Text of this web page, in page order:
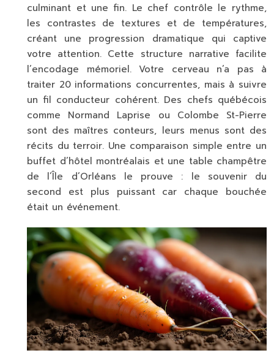
culminant et une fin. Le chef contrôle le rythme,
les contrastes de textures et de températures,
créant une progression dramatique qui captive
votre attention. Cette structure narrative facilite
l’encodage mémoriel. Votre cerveau n’a pas à
traiter 20 informations concurrentes, mais à suivre
un fil conducteur cohérent. Des chefs québécois
comme Normand Laprise ou Colombe St-Pierre
sont des maîtres conteurs, leurs menus sont des
récits du terroir. Une comparaison simple entre un
buffet d’hôtel montréalais et une table champêtre
de l’Île d’Orléans le prouve : le souvenir du
second est plus puissant car chaque bouchée
était un événement.